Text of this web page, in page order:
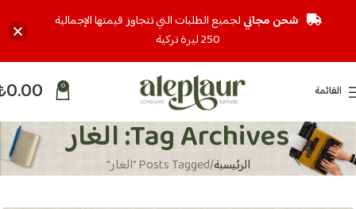
القائمة 0
0.00
Tag Archives: الغار
الرئيسية Posts Tagged "الغار"
شحن مجاني لجميع الطلبات التي تتجاوز قيمتها الإجمالية
250 ليرة تركية